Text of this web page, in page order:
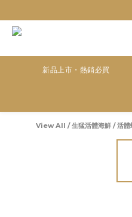
新品上市・熱銷必買
View All /生猛活體海鮮 /活體